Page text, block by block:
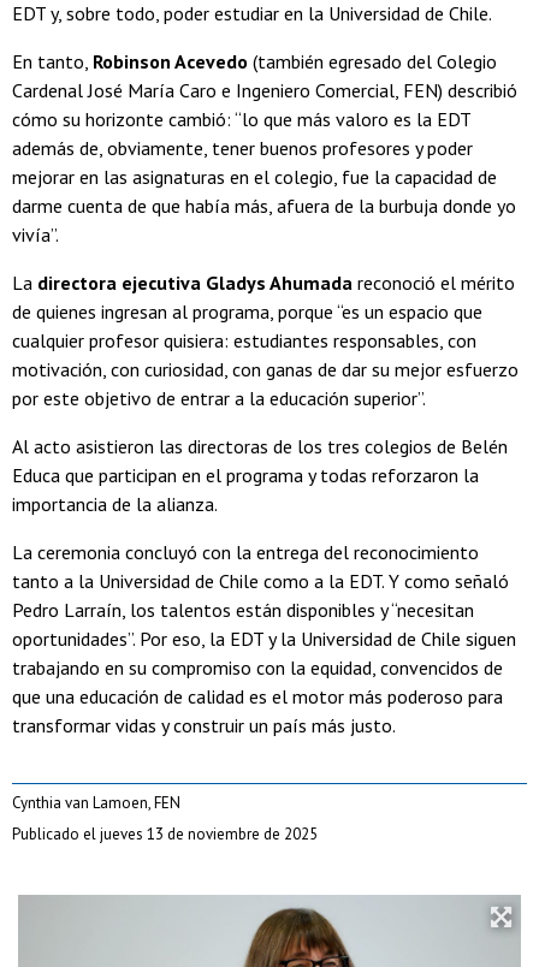
EDT y, sobre todo, poder estudiar en la Universidad de Chile.
En tanto, Robinson Acevedo (también egresado del Colegio
Cardenal José María Caro e Ingeniero Comercial, FEN) describió
cómo su horizonte cambió: “lo que más valoro es la EDT
además de, obviamente, tener buenos profesores y poder
mejorar en las asignaturas en el colegio, fue la capacidad de
darme cuenta de que había más, afuera de la burbuja donde yo
vivía”.
La directora ejecutiva Gladys Ahumada reconoció el mérito
de quienes ingresan al programa, porque “es un espacio que
cualquier profesor quisiera: estudiantes responsables, con
motivación, con curiosidad, con ganas de dar su mejor esfuerzo
por este objetivo de entrar a la educación superior”.
Al acto asistieron las directoras de los tres colegios de Belén
Educa que participan en el programa y todas reforzaron la
importancia de la alianza.
La ceremonia concluyó con la entrega del reconocimiento
tanto a la Universidad de Chile como a la EDT. Y como señaló
Pedro Larraín, los talentos están disponibles y “necesitan
oportunidades”. Por eso, la EDT y la Universidad de Chile siguen
trabajando en su compromiso con la equidad, convencidos de
que una educación de calidad es el motor más poderoso para
transformar vidas y construir un país más justo.
Cynthia van Lamoen, FEN
Publicado el jueves 13 de noviembre de 2025